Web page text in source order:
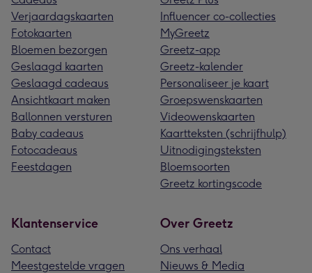
Verjaardagskaarten
Fotokaarten
Bloemen bezorgen
Geslaagd kaarten
Geslaagd cadeaus
Ansichtkaart maken
Ballonnen versturen
Baby cadeaus
Fotocadeaus
Feestdagen
Influencer co-collecties
MyGreetz
Greetz-app
Greetz-kalender
Personaliseer je kaart
Groepswenskaarten
Videowenskaarten
Kaartteksten (schrijfhulp)
Uitnodigingsteksten
Bloemsoorten
Greetz kortingscode
Klantenservice
Contact
Meestgestelde vragen
Over Greetz
Ons verhaal
Nieuws & Media